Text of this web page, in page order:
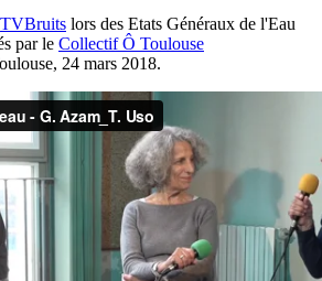
TVBruits lors des Etats Généraux de l'Eau
par le Collectif Ô Toulouse
24 mars 2018.